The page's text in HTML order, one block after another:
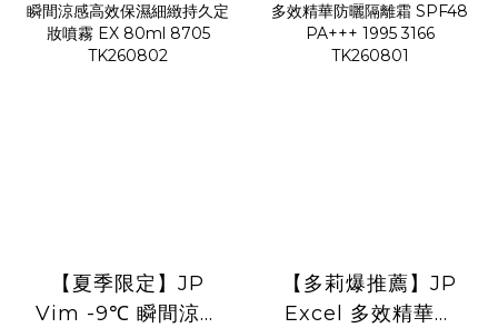
【夏季限定】JP
Vim -9℃ 瞬間涼感
【多莉爆推薦】JP
Excel 多效精華防